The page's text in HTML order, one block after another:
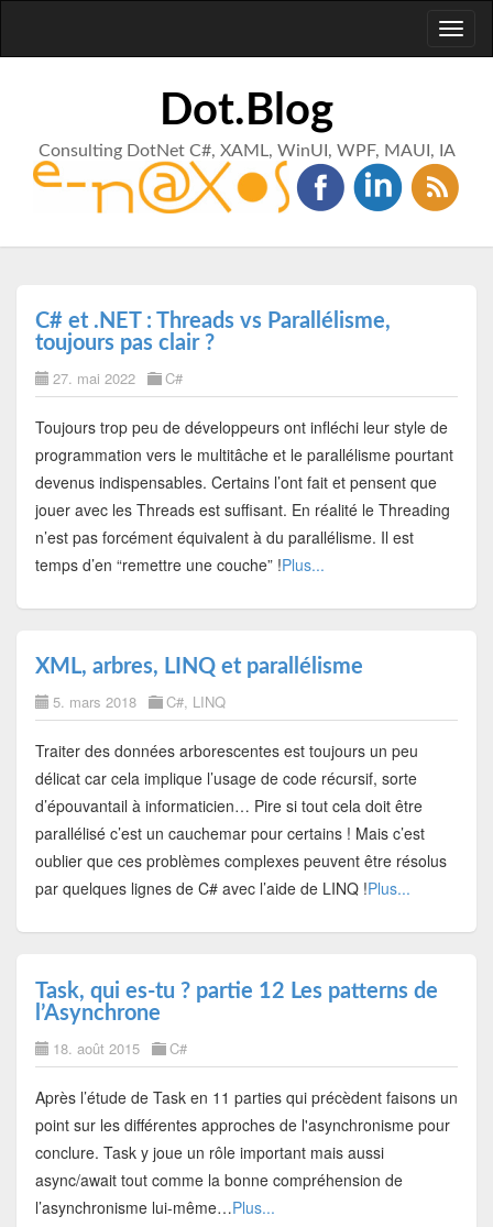
Dot.Blog
Consulting DotNet C#, XAML, WinUI, WPF, MAUI, IA
C# et .NET : Threads vs Parallélisme,
toujours pas clair ?
27. mai 2022 C#
Toujours trop peu de développeurs ont infléchi leur style de
programmation vers le multitâche et le parallélisme pourtant
devenus indispensables. Certains l’ont fait et pensent que
jouer avec les Threads est suffisant. En réalité le Threading
n’est pas forcément équivalent à du parallélisme. Il est
temps d’en “remettre une couche” !Plus...
XML, arbres, LINQ et parallélisme
5. mars 2018 C#, LINQ
Traiter des données arborescentes est toujours un peu
délicat car cela implique l’usage de code récursif, sorte
d’épouvantail à informaticien… Pire si tout cela doit être
parallélisé c’est un cauchemar pour certains ! Mais c’est
oublier que ces problèmes complexes peuvent être résolus
par quelques lignes de C# avec l’aide de LINQ !Plus...
Task, qui es-tu ? partie 12 Les patterns de
l’Asynchrone
18. août 2015 C#
Après l’étude de Task en 11 parties qui précèdent faisons un
point sur les différentes approches de l'asynchronisme pour
conclure. Task y joue un rôle important mais aussi
async/await tout comme la bonne compréhension de
l’asynchronisme lui-même…Plus...